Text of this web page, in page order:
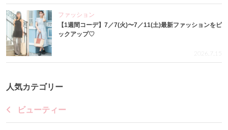
ファッション
【1週間コーデ】7／7(火)〜7／11(土)最新ファッションをピ
ックアップ♡
2026.7.15
人気カテゴリー
ビューティー